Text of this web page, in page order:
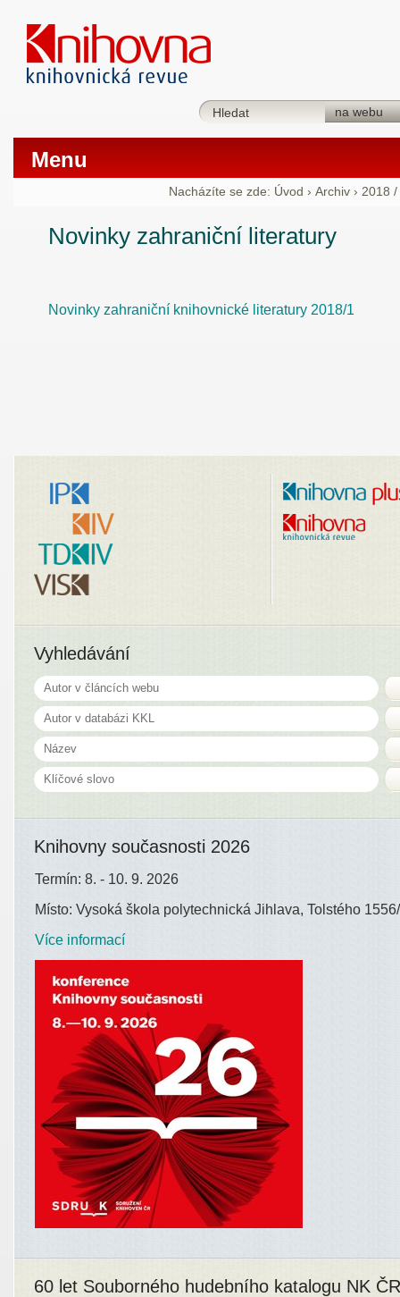
Menu
Nacházíte se zde: Úvod › Archiv › 2018 /
Novinky zahraniční literatury
Novinky zahraniční knihovnické literatury 2018/1
Vyhledávání
Knihovny současnosti 2026
Termín: 8. - 10. 9. 2026
Místo: Vysoká škola polytechnická Jihlava, Tolstého
Více informací
60 let Souborného hudebního katalogu NK ČR